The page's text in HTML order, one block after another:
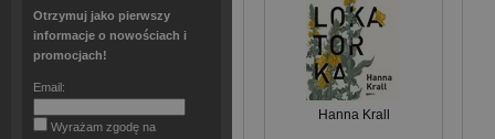
Otrzymuj jako pierwszy
informacje o nowościach i
promocjach!
Email:
Wyrażam zgodę na
Hanna Krall